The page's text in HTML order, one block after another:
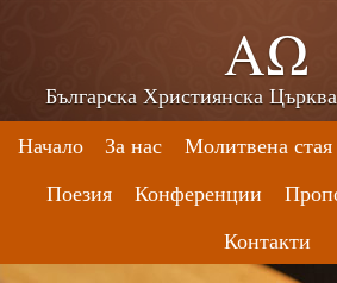
ΑΩ
Българска Християнска
Начало
За нас Молитвена стая
Поезия
Конференции
Контакти